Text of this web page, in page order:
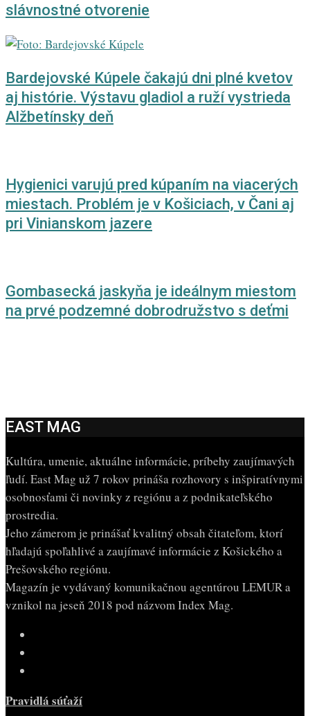
slávnostné otvorenie
Bardejovské Kúpele čakajú dni plné kvetov
aj histórie. Výstavu gladiol a ruží vystrieda
Alžbetínsky deň
Hygienici varujú pred kúpaním na viacerých
miestach. Problém je v Košiciach, v Čani aj
pri Vinianskom jazere
Gombasecká jaskyňa je ideálnym miestom
na prvé podzemné dobrodružstvo s deťmi
EAST MAG
Kultúra, umenie, aktuálne informácie, príbehy zaujímavých
ľudí. East Mag už 7 rokov prináša rozhovory s inšpiratívnymi
osobnosťami či novinky z regiónu a z podnikateľského
prostredia.
Jeho zámerom je prinášať kvalitný obsah čitateľom, ktorí
hľadajú spoľahlivé a zaujímavé informácie z Košického a
Prešovského regiónu.
Magazín je vydávaný komunikačnou agentúrou LEMUR a
vznikol na jeseň 2018 pod názvom Index Mag.
Pravidlá súťaží